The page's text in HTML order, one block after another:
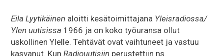
Eila Lyytikäinen aloitti kesätoimittajana Yleisradiossa/
Ylen uutisissa 1966 ja on koko työuransa ollut
uskollinen Ylelle. Tehtävät ovat vaihtuneet ja vastuu
kasvanut. KunRadiouutisiin perustettiin ns.